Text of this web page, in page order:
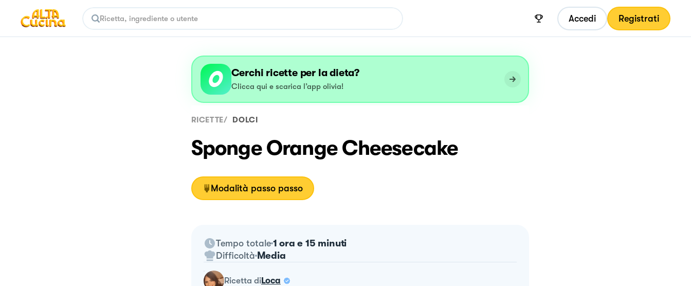
Accedi Registrati
Cerchi ricette per la dieta?
Clicca qui e scarica l’app olivia!
RICETTE/ DOLCI
Sponge Orange Cheesecake
Modalità passo passo
Tempo totale 1 ora e 15 minuti
Difficoltà Media
ricetta diLoca